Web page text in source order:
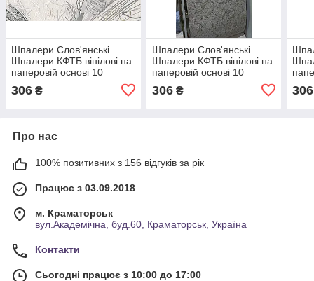
Шпалери Слов'янські
Шпалери КФТБ вінілові на
паперовій основі 10
306 ₴
Шпалери Слов'янські
Шпалери КФТБ вінілові на
паперовій основі 10
9395-04
306₴
10
306
Про нас
100% позитивних з 156 відгуків за рік
Працює з 03.09.2018
м. Краматорськ
вул.Академічна, буд.60, Краматорськ, Україна
Контакти
Сьогодні працює з 10:00 до 17:00